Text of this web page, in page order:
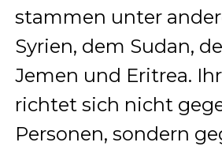
stammen unter
Syrien, dem Sudan,
Jemen und Eritrea.
richtet sich nicht
Personen, sondern